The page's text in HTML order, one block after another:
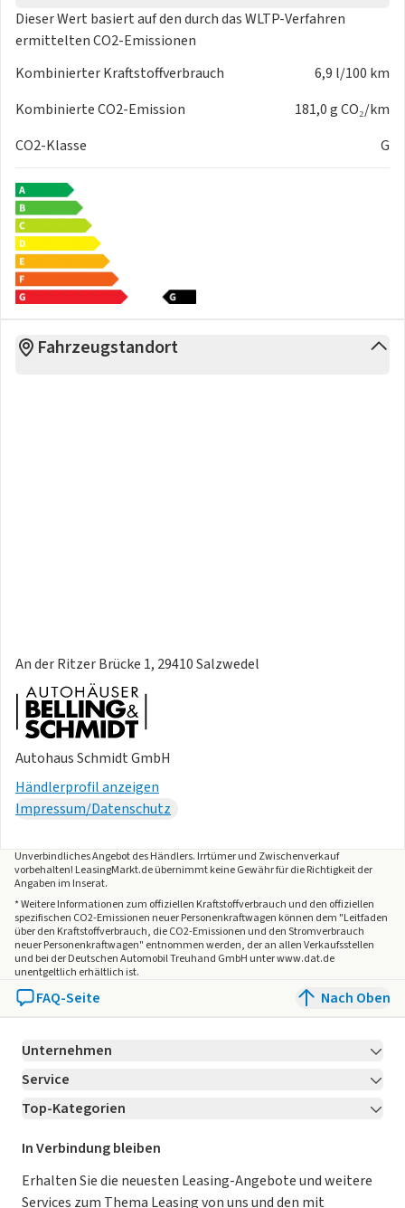
Dieser Wert basiert auf den durch dasWLTP-Verfahren
ermittelten CO2-Emissionen
Kombinierter Kraftstoffverbrauch
6,9 l/100 km
Kombinierte CO2-Emission
181,0 g CO₂/km
CO2-Klasse
G
Fahrzeugstandort
An der Ritzer Brücke 1, 29410 Salzwedel
Autohaus Schmidt GmbH
Händlerprofil anzeigen
Impressum/Datenschutz
Unverbindliches Angebot desHändlers. Irrtümer und Zwischenverkauf
vorbehalten! LeasingMarkt.de übernimmt keine Gewähr für die Richtigkeit der
Angaben im Inserat.
* Weitere Informationen zum offiziellen Kraftstoffverbrauch und den offiziellen
spezifischen CO2-Emissionen neuer Personenkraftwagen können dem "Leitfaden
über den Kraftstoffverbrauch, die CO2-Emissionen und den Stromverbrauch
neuer Personenkraftwagen" entnommen werden, der an allen Verkaufsstellen
und bei der Deutschen Automobil Treuhand GmbH unter www.dat.de
unentgeltlich erhältlich ist.
FAQ-Seite Nach Oben
Unternehmen
Über LeasingMarkt.de
Karriere Jetzt bewerben!
Für Händler
Kooperation mit AutoScout24
Service
Kontakt
Ratgeber
Magazin
Top-Kategorien
Leasing Deals
Gebrauchtwagen Leasing
In Verbindung bleiben
Erhalten Sie die neuesten Leasing-Angebote und weitere
Services zum Thema Leasing von uns und den mit